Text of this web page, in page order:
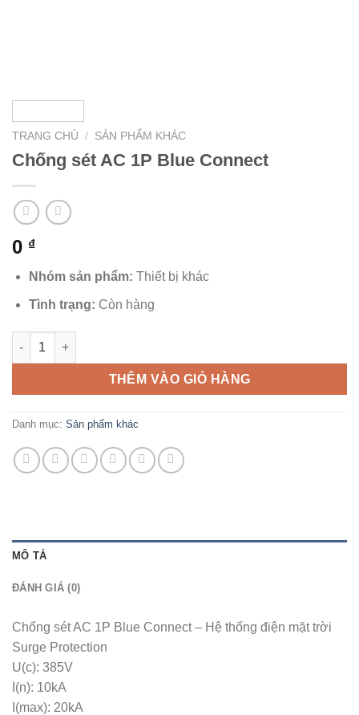
TRANG CHỦ / SẢN PHẨM KHÁC
Chống sét AC 1P Blue Connect
0 ₫
Nhóm sản phẩm: Thiết bị khác
Tình trạng: Còn hàng
Chống sét AC 1P Blue Connect số lượng
THÊM VÀO GIỎ HÀNG
Danh mục: Sản phẩm khác
MÔ TẢ
ĐÁNH GIÁ (0)
Chống sét AC 1P Blue Connect – Hệ thống điện mặt trời
Surge Protection
U(c): 385V
I(n): 10kA
I(max): 20kA